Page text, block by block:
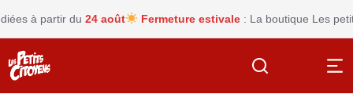
à partir du24 août Fermeture estivale: La boutique Les petits